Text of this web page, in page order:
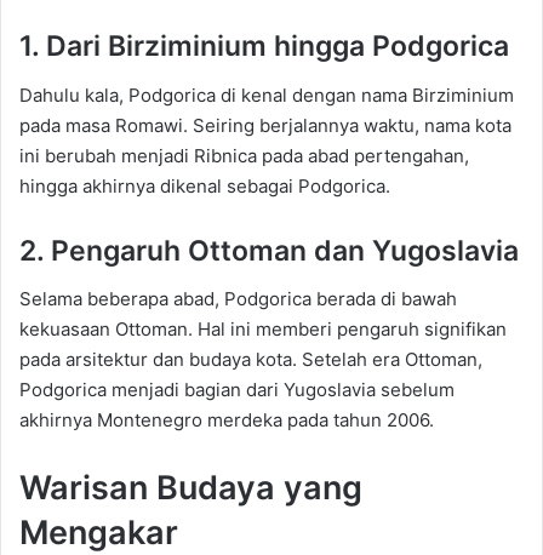
1. Dari Birziminium hingga Podgorica
Dahulu kala, Podgorica di kenal dengan nama Birziminium
pada masa Romawi. Seiring berjalannya waktu, nama kota
ini berubah menjadi Ribnica pada abad pertengahan,
hingga akhirnya dikenal sebagai Podgorica.
2. Pengaruh Ottoman dan Yugoslavia
Selama beberapa abad, Podgorica berada di bawah
kekuasaan Ottoman. Hal ini memberi pengaruh signifikan
pada arsitektur dan budaya kota. Setelah era Ottoman,
Podgorica menjadi bagian dari Yugoslavia sebelum
akhirnya Montenegro merdeka pada tahun 2006.
Warisan Budaya yang
Mengakar